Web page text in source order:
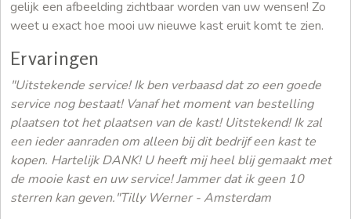
gelijk een afbeelding zichtbaar worden van uw wensen! Zo
weet u exact hoe mooi uw nieuwe kast eruit komt te zien.
Ervaringen
"Uitstekende service! Ik ben verbaasd dat zo een goede
service nog bestaat! Vanaf het moment van bestelling
plaatsen tot het plaatsen van de kast! Uitstekend! Ik zal
een ieder aanraden om alleen bij dit bedrijf een kast te
kopen. Hartelijk DANK! U heeft mij heel blij gemaakt met
de mooie kast en uw service! Jammer dat ik geen 10
sterren kan geven."Tilly Werner - Amsterdam